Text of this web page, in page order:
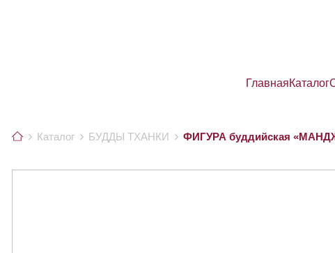
ГлавнаяКаталог
Каталог БУДДЫ ТХАНКИ ФИГУРА буддийская